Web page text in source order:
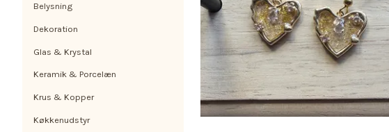
Belysning
Dekoration
Glas & Krystal
Keramik & Porcelæn
Krus & Kopper
Køkkenudstyr